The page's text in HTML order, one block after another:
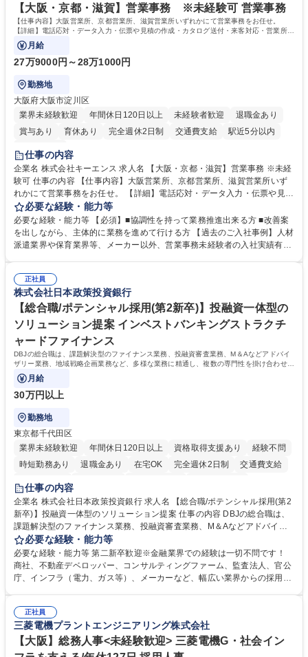
を込めてコミュニケーションをとりながら広報関連業務を行っておりま
す。 学歴・資格 学歴：大学院 大学 高専 短大 専修学校 高校 語学力： 資
格：
【大阪・京都・滋賀】営業事務 ※未経験可 営業事務
【仕事内容】大阪営業所、京都営業所、滋賀営業所いずれかにて営業事務をお任せ。
【詳細】電話応対・データ入力・伝票や見積の作成・カタログ送付・来客対応・営業所内
で発生する事務業務や業務改善をお任せ。
月給
27万9000円～28万1000円
勤務地
大阪府大阪市淀川区
業界未経験歓迎
年間休日120日以上 未経験者歓迎
退職金あり
賞与あり
育休あり 完全週休2日制 交通費支給
駅近5分以内
土日祝休み
仕事の内容
企業名 株式会社キーエンス 求人名 【大阪・京都・滋賀】営業事務 ※未経
験可 仕事の内容 【仕事内容】大阪営業所、京都営業所、滋賀営業所いず
れかにて営業事務をお任せ。 【詳細】電話応対・データ入力・伝票や見積
の作成・カタログ送付・来客対応・営業所内で発生する事務業務や業務改
善をお任せ。 【教育制度】ご入社後、育成担当とペアになりながらOJTに
て業務を覚えていただくことが可能です。業務システムがきちんと構築さ
れているため、スムーズに仕事に慣れることができる環境です。また、
募集職種 【大阪・京都・滋賀】営業事務 ※未経験可
必要な経験・能力等
必要な経験・能力等 【必須】■協調性を持って業務推進出来る方 ■改善案
を出しながら、主体的に業務を進めて行ける方 【過去のご入社事例】人材
派遣業界や保育業界等、メーカー以外、営業事務未経験者の入社実績有
えて、お客様や社員の状況に合わせ、能動的なサポート、改善の動きも期
待され。組織を支えるスペシャリストとして、チームに貢献し、結果的に
社員から頼られる存在になることができます。平均19:30の退勤以降の業
務の持ち帰りも禁止されており、メリハリのある働き方となります。 学
歴・資格 学歴：大学院 大学 高専 短大 語学力： 資格：
正社員
株式会社日本政策投資銀行
【総合職/ポテンシャル採用(第2新卒)】投融資一体型の
ソリューション提案 インベストバンキングストラクチ
ャードファイナンス
DBJの総合職は、課題解決型のファイナンス業務、投融資審査業務、M＆Aなどアドバイ
ザリー業務、地域戦略企画業務など、多様な業務に精通し、複数の専門性を掛け合わせて
広く社会に貢献していく職種です。
月給
30万円以上
勤務地
東京都千代田区
業界未経験歓迎
年間休日120日以上 資格取得支援あり
経験不問
時短勤務あり
退職金あり 在宅OK 完全週休2日制
交通費支給
駅近5分以内
食事補助あり
託児所あり
仕事の内容
企業名 株式会社日本政策投資銀行 求人名 【総合職/ポテンシャル採用(第2
新卒)】投融資一体型のソリューション提案 仕事の内容 DBJの総合職は、
課題解決型のファイナンス業務、投融資審査業務、M＆Aなどアドバイザ
リー業務、地域戦略企画業務など、多様な業務に精通し、複数の専門性を
掛け合わせて広く社会に貢献していく職種です。 入社後は、横断的なロー
テーションを経て適性や専門性に応じたキャリアを形成していただきま
す。総合職として入社いただき、下記いずれかの部門でご活躍いただきま
ート・ナレッジ業務 ※それぞれの業務内容に関しては、別途その他労働条
件備考欄に記載 募集職種 【総合職/ポテンシャル採用(第2新卒)】投融資一
体型のソリューション提案
必要な経験・能力等
必要な経験・能力等 第二新卒歓迎※金融業界での経験は一切不問です！
商社、不動産デベロッパー、コンサルティングファーム、監査法人、官公
庁、インフラ（電力、ガス等）、メーカーなど、幅広い業界からの採用実
く高い志を併せもった人材を求めています。ポテンシャル採用（第2新
卒）では、金融業界での経験や知識を問いません。新たな時代を見据え
て、複雑化する社会課題の解決に向けて先鞭をつける役割を担いたい、と
いう気概をお持ちの方を心待ちにしています。 学歴・資格 学歴：大学院
正社員
三菱電機プラントエンジニアリング株式会社
【大阪】総務人事<未経験歓迎> 三菱電機G・社会イン